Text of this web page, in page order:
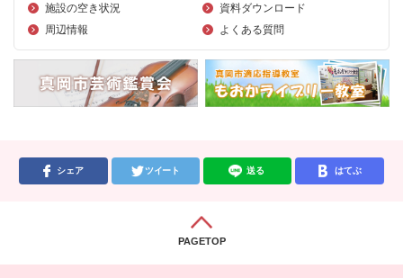
施設の空き状況
資料ダウンロード
周辺情報
よくある質問
シェア ツイート 送る はてぶ
PAGETOP